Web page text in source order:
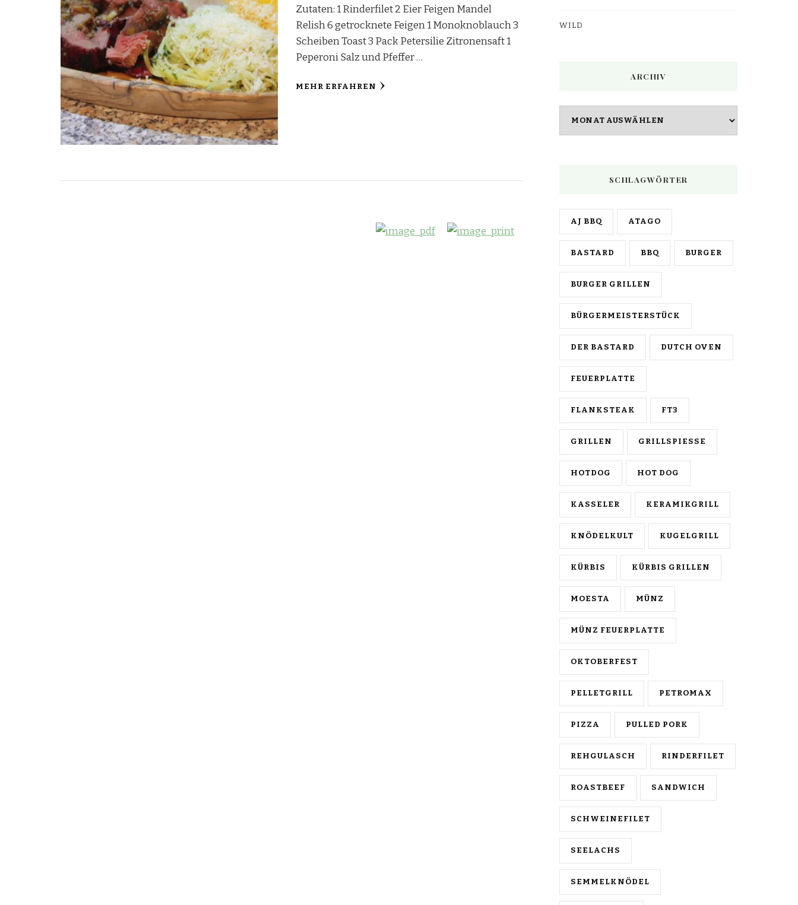
Zutaten: 1 Rinderfilet 2 Eier Feigen Mandel
Relish 6 getrocknete Feigen 1 Monoknoblauch 3
Scheiben Toast 3 Pack Petersilie Zitronensaft 1
Peperoni Salz und Pfeffer …
MEHR ERFAHREN
WILD
ARCHIV
SCHLAGWÖRTER
AJ BBQ ATAGO
BASTARD BBQ BURGER
BURGER GRILLEN
BÜRGERMEISTERSTÜCK
DER BASTARD DUTCH OVEN
FEUERPLATTE
FLANKSTEAK FT3
GRILLEN GRILLSPIESSE
HOTDOG HOT DOG
KASSELER KERAMIKGRILL
KNÖDELKULT KUGELGRILL
KÜRBIS KÜRBIS GRILLEN
MOESTA MÜNZ
MÜNZ FEUERPLATTE
OKTOBERFEST
PELLETGRILL PETROMAX
PIZZA PULLED PORK
REHGULASCH RINDERFILET
ROASTBEEF SANDWICH
SCHWEINEFILET
SEELACHS
SEMMELKNÖDEL